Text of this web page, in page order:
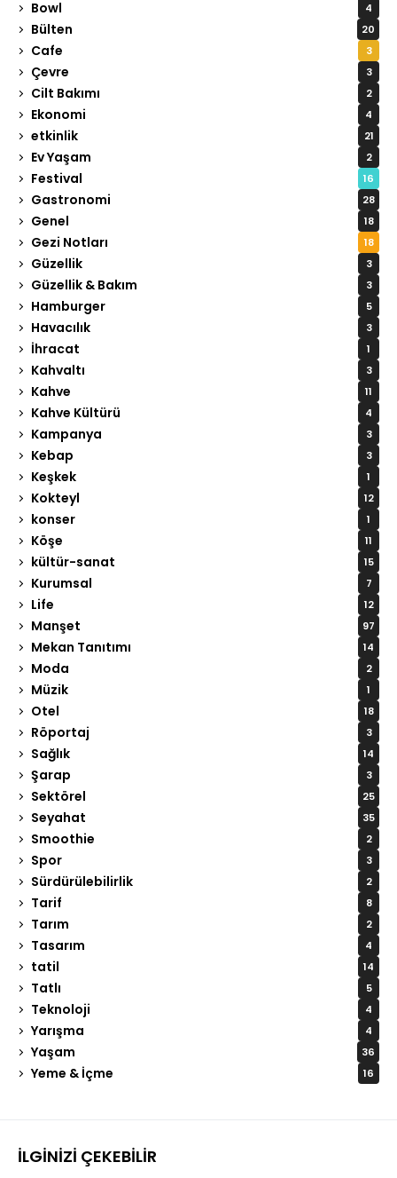
Bowl 4
Bülten 20
Cafe 3
Çevre 3
Cilt Bakımı 2
Ekonomi 4
etkinlik 21
Ev Yaşam 2
Festival 16
Gastronomi 28
Genel 18
Gezi Notları 18
Güzellik 3
Güzellik & Bakım 3
Hamburger 5
Havacılık 3
İhracat 1
Kahvaltı 3
Kahve 11
Kahve Kültürü 4
Kampanya 3
Kebap 3
Keşkek 1
Kokteyl 12
konser 1
Köşe 11
kültür-sanat 15
Kurumsal 7
Life 12
Manşet 97
Mekan Tanıtımı 14
Moda 2
Müzik 1
Otel 18
Röportaj 3
Sağlık 14
Şarap 3
Sektörel 25
Seyahat 35
Smoothie 2
Spor 3
Sürdürülebilirlik 2
Tarif 8
Tarım 2
Tasarım 4
tatil 14
Tatlı 5
Teknoloji 4
Yarışma 4
Yaşam 36
Yeme & İçme 16
İLGINIZI ÇEKEBILIR